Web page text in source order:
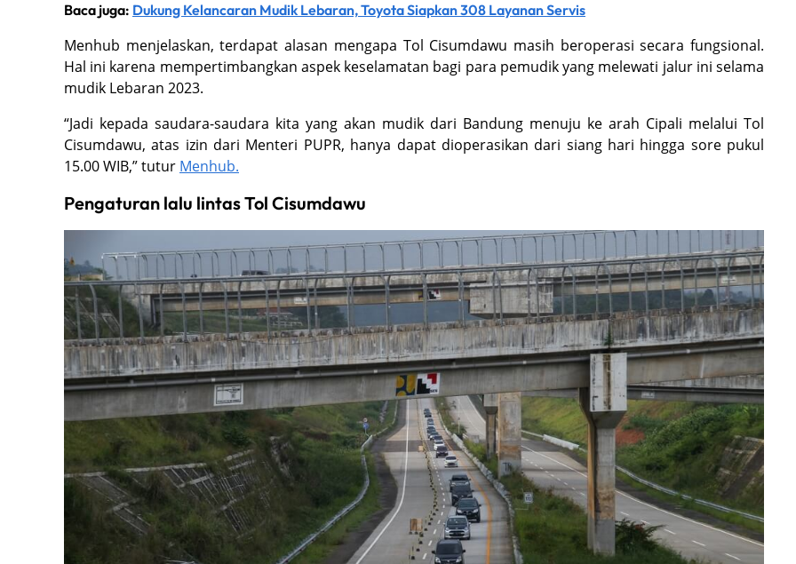
Baca juga: Dukung Kelancaran Mudik Lebaran, Toyota Siapkan 308 Layanan Servis
Menhub menjelaskan, terdapat alasan mengapa Tol Cisumdawu masih beroperasi secara fungsional.
Hal ini karena mempertimbangkan aspek keselamatan bagi para pemudik yang melewati jalur ini selama
mudik Lebaran 2023.
“Jadi kepada saudara-saudara kita yang akan mudik dari Bandung menuju ke arah Cipali melalui Tol
Cisumdawu, atas izin dari Menteri PUPR, hanya dapat dioperasikan dari siang hari hingga sore pukul
15.00 WIB,” tutur Menhub.
Pengaturan lalu lintas Tol Cisumdawu